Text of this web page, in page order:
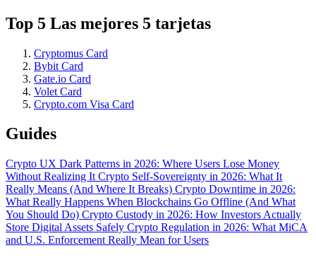
Top 5 Las mejores 5 tarjetas
Cryptomus Card
Bybit Card
Gate.io Card
Volet Card
Crypto.com Visa Card
Guides
Crypto UX Dark Patterns in 2026: Where Users Lose Money
Without Realizing It Crypto Self-Sovereignty in 2026: What It
Really Means (And Where It Breaks) Crypto Downtime in 2026:
What Really Happens When Blockchains Go Offline (And What
You Should Do) Crypto Custody in 2026: How Investors Actually
Store Digital Assets Safely Crypto Regulation in 2026: What MiCA
and U.S. Enforcement Really Mean for Users